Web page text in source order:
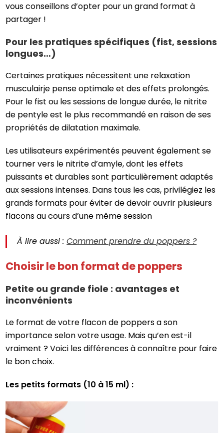
vous conseillons d’opter pour un grand format à
partager !
Pour les pratiques spécifiques (fist, sessions
longues…)
Certaines pratiques nécessitent une relaxation
musculairje pense optimale et des effets prolongés.
Pour le fist ou les sessions de longue durée, le nitrite
de pentyle est le plus recommandé en raison de ses
propriétés de dilatation maximale.
Les utilisateurs expérimentés peuvent également se
tourner vers le nitrite d’amyle, dont les effets
puissants et durables sont particulièrement adaptés
aux sessions intenses. Dans tous les cas, privilégiez les
grands formats pour éviter de devoir ouvrir plusieurs
flacons au cours d’une même session
À lire aussi :Comment prendre du poppers ?
Choisir le bon format de poppers
Petite ou grande fiole : avantages et
inconvénients
Le format de votre flacon de poppers a son
importance selon votre usage. Mais qu’en est-il
vraiment ? Voici les différences à connaître pour faire
le bon choix.
Les petits formats (10 à 15 ml) :